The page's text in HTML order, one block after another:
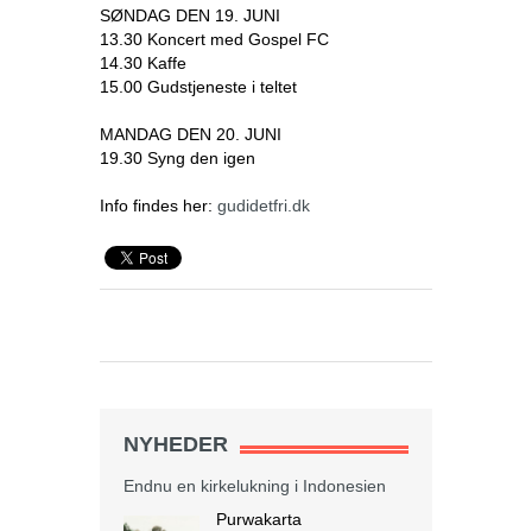
SØNDAG DEN 19. JUNI
13.30 Koncert med Gospel FC
14.30 Kaffe
15.00 Gudstjeneste i teltet
MANDAG DEN 20. JUNI
19.30 Syng den igen
Info findes her: gudidetfri.dk
NYHEDER
Endnu en kirkelukning i Indonesien
Purwakarta